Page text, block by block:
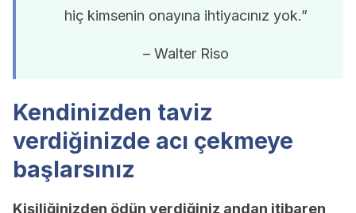
hiç kimsenin onayına ihtiyacınız yok.”
– Walter Riso
Kendinizden taviz
verdiğinizde acı çekmeye
başlarsınız
Kişiliğinizden ödün verdiğiniz andan itibaren